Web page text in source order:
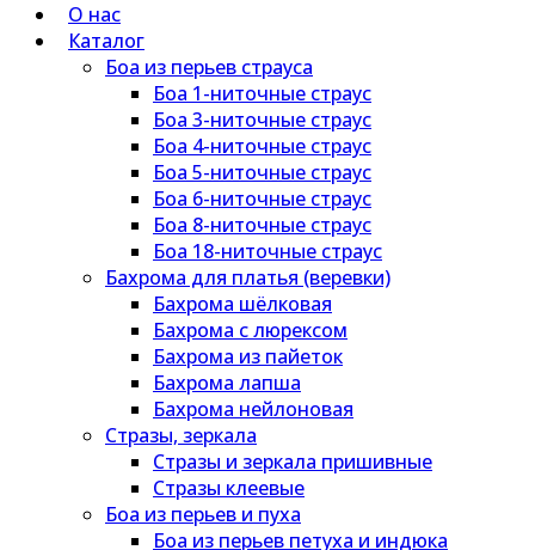
О нас
Каталог
Боа из перьев страуса
Боа 1-ниточные страус
Боа 3-ниточные страус
Боа 4-ниточные страус
Боа 5-ниточные страус
Боа 6-ниточные страус
Боа 8-ниточные страус
Боа 18-ниточные страус
Бахрома для платья (веревки)
Бахрома шёлковая
Бахрома с люрексом
Бахрома из пайеток
Бахрома лапша
Бахрома нейлоновая
Стразы, зеркала
Стразы и зеркала пришивные
Стразы клеевые
Боа из перьев и пуха
Боа из перьев петуха и индюка